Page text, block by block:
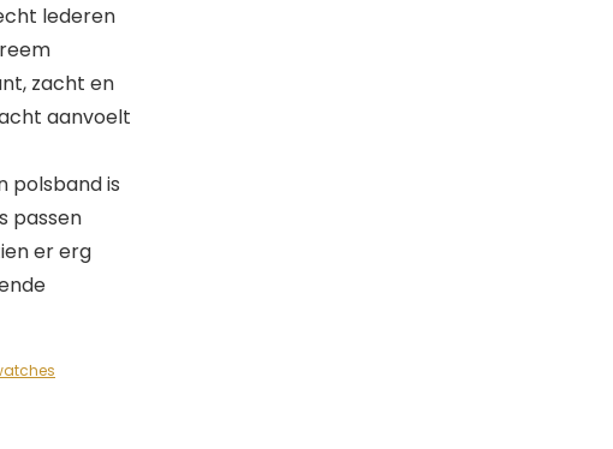
lederen
zacht en
aanvoelt
polsband is
passen
er erg